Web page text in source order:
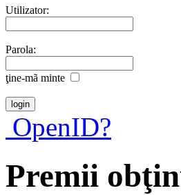
Utilizator:
Parola:
ţine-mã minte
OpenID?
Premii